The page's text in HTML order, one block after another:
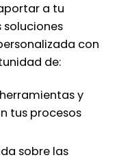
a tu
soluciones
con
de:
y
tus procesos
sobre las